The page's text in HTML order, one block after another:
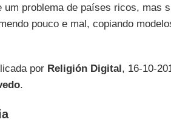
um problema de países ricos, mas
pouco e mal, copiando
por Religión Digital, 16-10-
.